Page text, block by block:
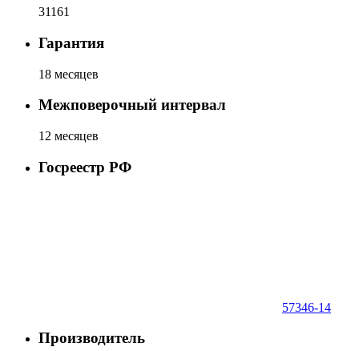
31161
Гарантия
18 месяцев
Межповерочный интервал
12 месяцев
Госреестр РФ
57346-14
Производитель